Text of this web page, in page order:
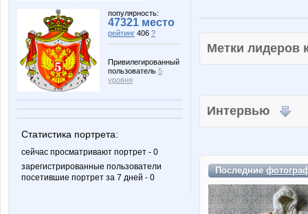
популярность:
47321 место
рейтинг 406 ?
Привилегированный
пользователь 5
уровня
Статистика портрета:
сейчас просматривают портрет - 0
зарегистрированные пользователи
посетившие портрет за 7 дней - 0
Метки
Интервью
Последние